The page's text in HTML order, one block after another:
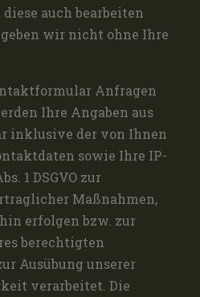
auch bearbeiten
wir nicht ohne Ihre
Anfragen
Ihre Angaben aus
inklusive der von Ihnen
sowie Ihre IP-
1 DSGVO zur
Maßnahmen,
erfolgen bzw. zur
berechtigten
Ausübung unserer
verarbeitet. Die